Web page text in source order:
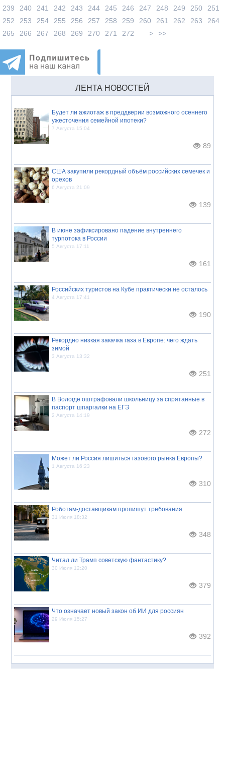
239
240 241 242 243 244 245 246 247 248 249 250
251
252
253 254 255 256 257 258 259 260 261 262 263
264
265
266 267 268 269 270 271 272 > >>
ЛЕНТА НОВОСТЕЙ
Будет ли ажиотаж в преддверии возможного осеннего
ужесточения семейной ипотеки?
7 Августа 15:04
89
США закупили рекордный объём российских семечек и
орехов
6 Августа 21:09
139
В июне зафиксировано падение внутреннего
турпотока в России
5 Августа 17:11
161
Российских туристов на Кубе практически не осталось
4 Августа 17:41
190
Рекордно низкая закачка газа в Европе: чего ждать
зимой
3 Августа 13:32
251
В Вологде оштрафовали школьницу за спрятанные в
паспорт шпаргалки на ЕГЭ
2 Августа 14:19
272
Может ли Россия лишиться газового рынка Европы?
1 Августа 16:23
310
Роботам-доставщикам пропишут требования
31 Июля 18:32
348
Читал ли Трамп советскую фантастику?
30 Июля 12:20
379
Что означает новый закон об ИИ для россиян
29 Июля 15:27
392